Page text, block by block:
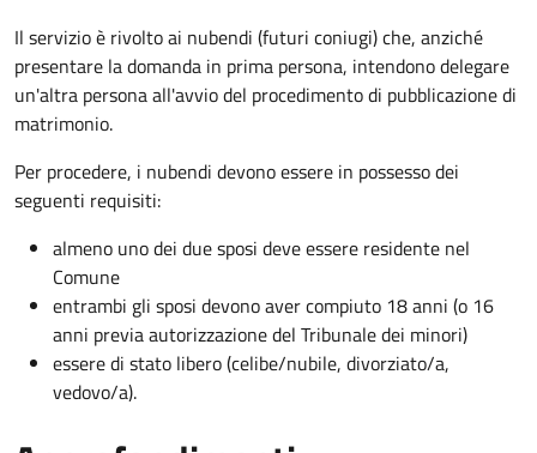
Il servizio è rivolto ai nubendi (futuri coniugi) che, anziché
presentare la domanda in prima persona, intendono delegare
un'altra persona all'avvio del procedimento di pubblicazione di
matrimonio.
Per procedere, i nubendi devono essere in possesso dei
seguenti requisiti:
almeno uno dei due sposi deve essere residente nel
Comune
entrambi gli sposi devono aver compiuto 18 anni (o 16
anni previa autorizzazione del Tribunale dei minori)
essere di stato libero (celibe/nubile, divorziato/a,
vedovo/a).